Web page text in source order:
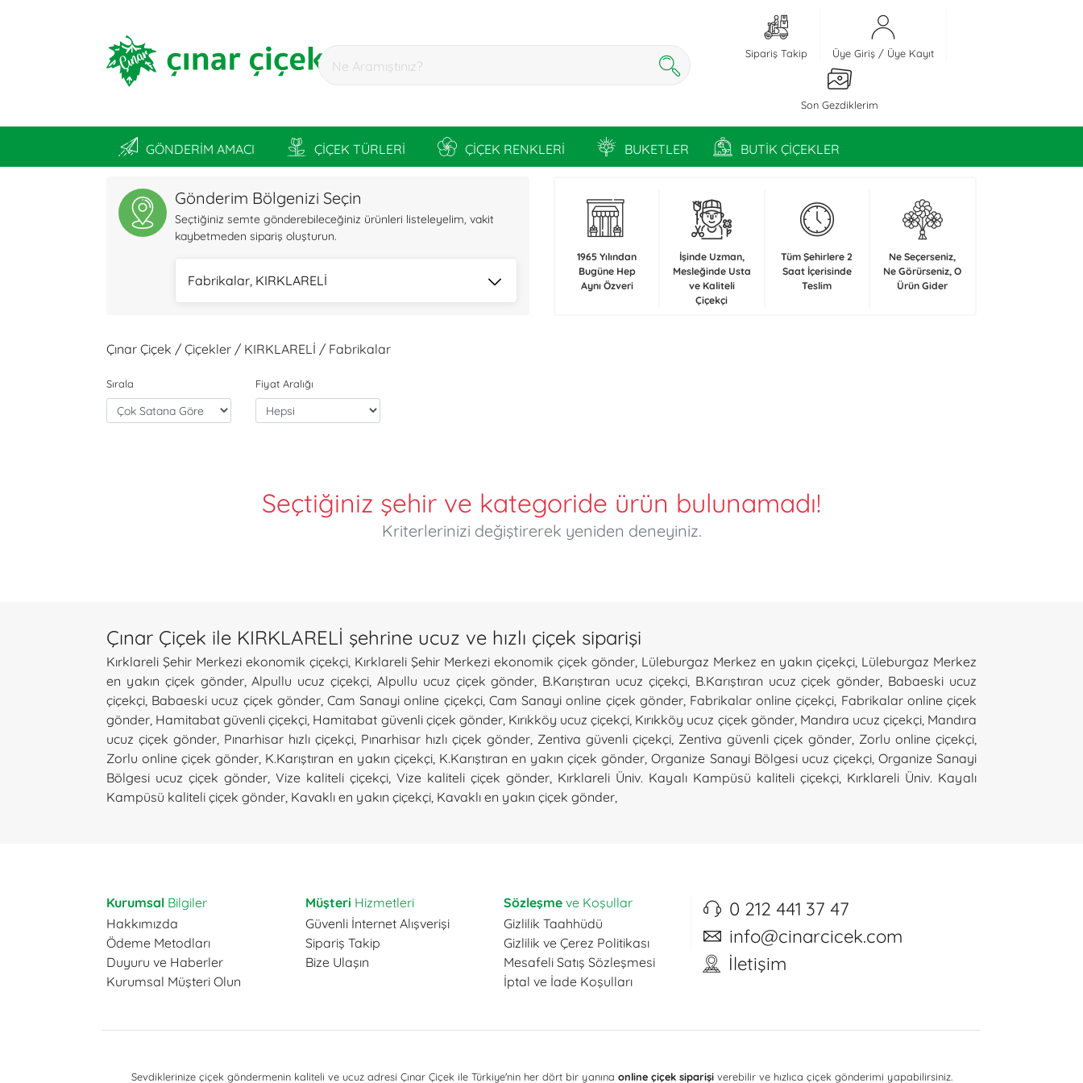
Sipariş Takip Üye Giriş/ Üye Kayıt
Son Gezdiklerim
GÖNDERİM AMACI ÇİÇEK TÜRLERİ ÇİÇEK RENKLERİ BUKETLER BUTİK ÇİÇEKLER
Gönderim Bölgenizi Seçin
Seçtiğiniz semte gönderebileceğiniz ürünleri listeleyelim, vakit
kaybetmeden sipariş oluşturun.
Fabrikalar, KIRKLARELİ
1965 Yılından
Bugüne Hep
Aynı Özveri
İşinde Uzman,
Mesleğinde Usta
ve Kaliteli
Çiçekçi
Tüm Şehirlere 2
Saat İçerisinde
Teslim
Ne Seçerseniz,
Ne Görürseniz, O
Ürün Gider
Çınar Çiçek / Çiçekler / KIRKLARELİ / Fabrikalar
Sırala Fiyat Aralığı
Seçtiğiniz şehir ve kategoride ürün bulunamadı!
Kriterlerinizi değiştirerek yeniden deneyiniz.
Çınar Çiçek ile KIRKLARELİ şehrine ucuz ve hızlı çiçek siparişi
Kırklareli Şehir Merkezi ekonomik çiçekçi, Kırklareli Şehir Merkezi ekonomik çiçek gönder, Lüleburgaz Merkez en yakın çiçekçi, Lüleburgaz Merkez
en yakın çiçek gönder,Alpullu ucuz çiçekçi, Alpullu ucuz çiçek gönder, B.Karıştıran ucuz çiçekçi, B.Karıştıran ucuz çiçek gönder, Babaeski ucuz
çiçekçi, Babaeski ucuz çiçek gönder,Cam Sanayi online çiçekçi, Cam Sanayi online çiçek gönder, Fabrikalar online çiçekçi, Fabrikalar online çiçek
gönder, Hamitabat güvenli çiçekçi, Hamitabat güvenli çiçek gönder, Kırıkköy ucuz çiçekçi, Kırıkköy ucuz çiçek gönder, Mandıra ucuz çiçekçi, Mandıra
ucuz çiçek gönder, Pınarhisar hızlı çiçekçi, Pınarhisar hızlı çiçek gönder, Zentiva güvenli çiçekçi, Zentiva güvenli çiçek gönder, Zorlu online çiçekçi,
Zorlu online çiçek gönder, K.Karıştıran en yakın çiçekçi, K.Karıştıran en yakın çiçek gönder,Organize Sanayi Bölgesi ucuz çiçekçi, Organize Sanayi
Bölgesi ucuz çiçek gönder, Vize kaliteli çiçekçi, Vize kaliteli çiçek gönder, Kırklareli Üniv. Kayalı Kampüsü kaliteli çiçekçi, Kırklareli Üniv. Kayalı
Kampüsü kaliteli çiçek gönder, Kavaklı en yakın çiçekçi, Kavaklı en yakın çiçek gönder,
Kurumsal Bilgiler
Hakkımızda
Ödeme Metodları
Duyuru ve Haberler
Kurumsal Müşteri Olun
Müşteri Hizmetleri
Güvenli İnternet Alışverişi
Sipariş Takip
Bize Ulaşın
Sözleşme ve Koşullar
Gizlilik Taahhüdü
Gizlilik ve Çerez Politikası
Mesafeli Satış Sözleşmesi
İptal ve İade Koşulları
0 212 441 37 47
info@cinarcicek.com
İletişim
Sevdiklerinize çiçek göndermenin kaliteli ve ucuz adresi Çınar Çiçek ile Türkiye'nin her dört bir yanına online çiçek siparişiverebilir ve hızlıca çiçek gönderimi yapabilirsiniz.